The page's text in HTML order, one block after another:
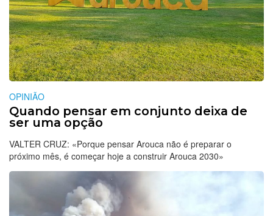
OPINIÃO
Quando pensar em conjunto deixa de
ser uma opção
VALTER CRUZ: «Porque pensar Arouca não é preparar o
próximo mês, é começar hoje a construir Arouca 2030»